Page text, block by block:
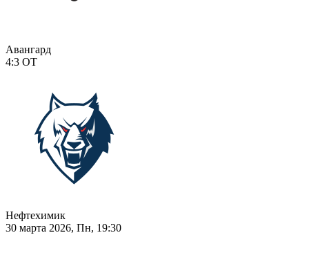
Авангард
4:3 ОТ
Нефтехимик
30 марта 2026, Пн, 19:30